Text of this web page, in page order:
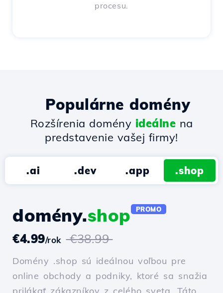
procesu.
Populárne domény
Rozšírenia domény ideálne na
predstavenie vašej firmy!
.ai .dev .app .shop
domény.shop PROMO
€4.99/rok €38.99
Domény .shop sú ideálnou voľbou pre
online obchody a podniky, ktoré sa snažia